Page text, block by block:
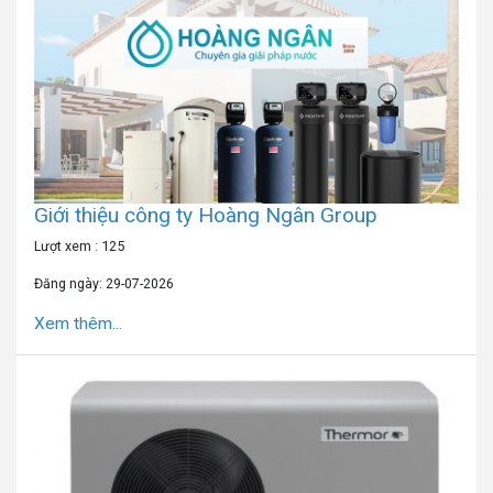
Giới thiệu công ty Hoàng Ngân Group
Lượt xem : 125
Đăng ngày: 29-07-2026
Xem thêm...